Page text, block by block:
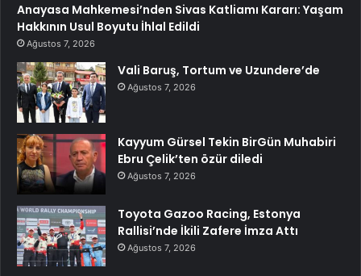
Anayasa Mahkemesi’nden Sivas Katliamı Kararı: Yaşam
Hakkının Usul Boyutu İhlal Edildi
Ağustos 7, 2026
Vali Baruş, Tortum ve Uzundere’de
Ağustos 7, 2026
Kayyum Gürsel Tekin BirGün Muhabiri
Ebru Çelik’ten özür diledi
Ağustos 7, 2026
Toyota Gazoo Racing, Estonya
Rallisi’nde İkili Zafere İmza Attı
Ağustos 7, 2026